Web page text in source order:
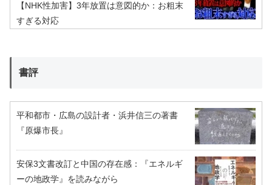
【NHK性加害】3年放置は意図的か：お粗末
すぎる対応
書評
平和都市・広島の設計者・浜井信三の著書
『原爆市長』
安保3文書改訂と中国の存在感：『エネルギ
ーの地政学』を読みながら